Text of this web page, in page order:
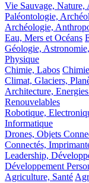
Vie Sauvage, Nature,
Paléontologie,
Archéologie,
Eau, Mers et Océans
Géologie,
Physique
Chimie, Labos
Climat, Glaciers,
Architecture,
Renouvelables
Robotique,
Informatique
Drones, Objets
Connectés,
Leadership,
Développement
Agriculture, Santé